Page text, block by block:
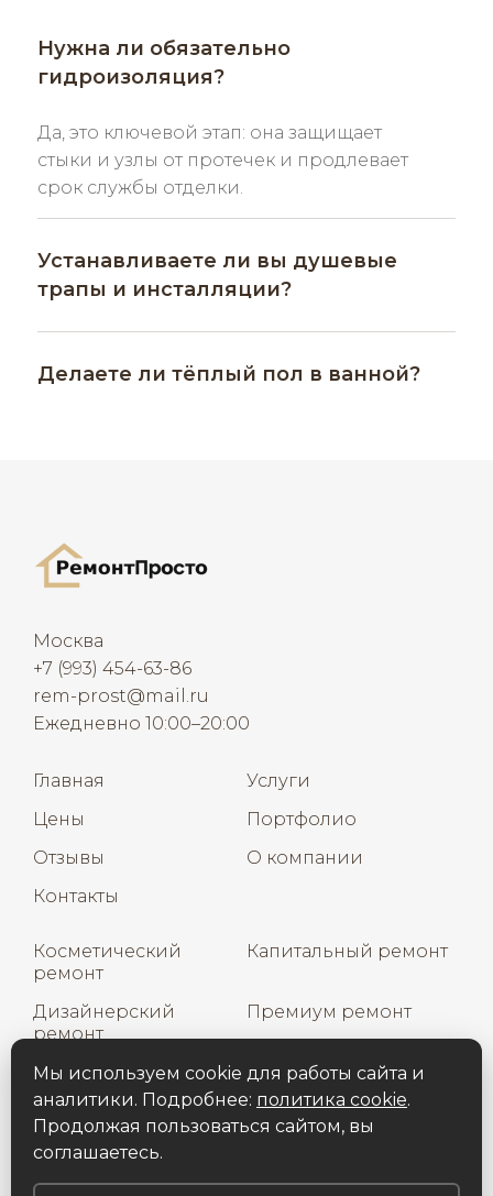
Нужна ли обязательно
гидроизоляция?
Да, это ключевой этап: она защищает
стыки и узлы от протечек и продлевает
срок службы отделки.
Устанавливаете ли вы душевые
трапы и инсталляции?
Делаете ли тёплый пол в ванной?
Москва
+7 (993) 454-63-86
rem-prost@mail.ru
Ежедневно 10:00–20:00
Главная
Услуги
Цены
Портфолио
Отзывы
О компании
Контакты
Косметический
ремонт
Капитальный ремонт
Дизайнерский
ремонт
Премиум ремонт
Дизайн интерьера
Мы используем cookie для работы сайта и
аналитики. Подробнее: политика cookie.
Продолжая пользоваться сайтом, вы
соглашаетесь.